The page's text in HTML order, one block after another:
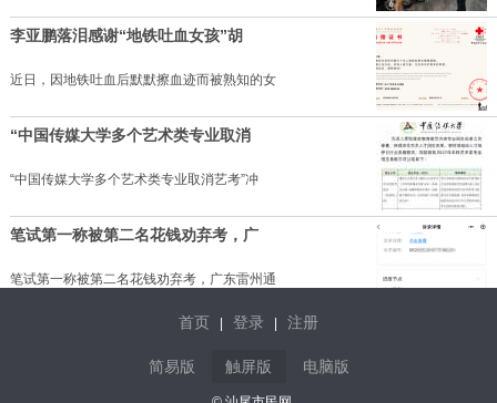
李亚鹏落泪感谢“地铁吐血女孩”胡
近日，因地铁吐血后默默擦血迹而被熟知的女
“中国传媒大学多个艺术类专业取消
“中国传媒大学多个艺术类专业取消艺考”冲
笔试第一称被第二名花钱劝弃考，广
笔试第一称被第二名花钱劝弃考，广东雷州通
“梅姨”真名曝光引关注，多个被拐
8月5日晚，据新黄河客户端报道，曾引发全网
首页 登录 注册
简易版 触屏版 电脑版